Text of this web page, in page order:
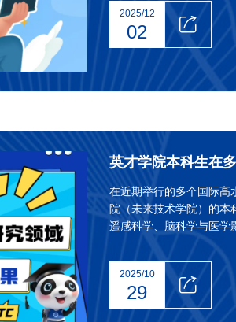
2025/12
02
在近期举行的多个国际高
院（未来技术学院）的本
遥感科学、脑科学与医学
IJCAI、IRMMW-THz、
头报告或海报展示，展现
2025/10
29